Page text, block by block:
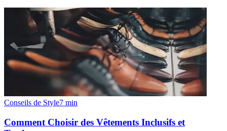
Conseils de Style7 min
Comment Choisir des Vêtements Inclusifs et